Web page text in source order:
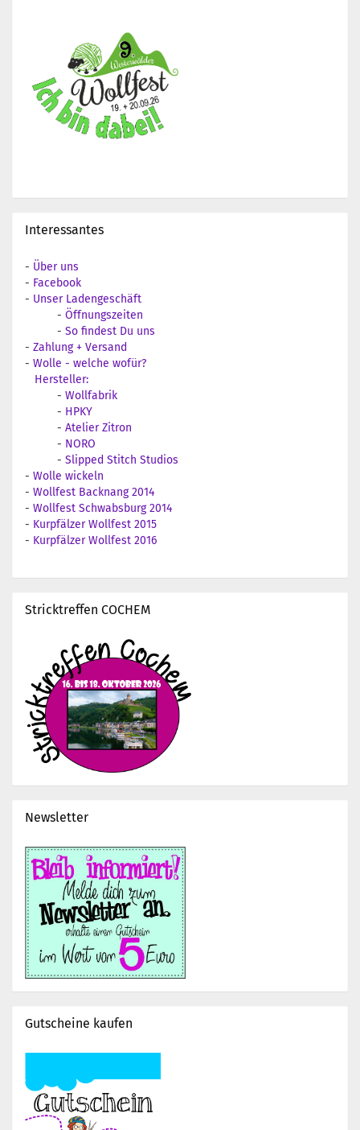
Interessantes
- Über uns
- Facebook
- Unser Ladengeschäft
- Öffnungszeiten
- So findest Du uns
- Zahlung + Versand
- Wolle - welche wofür?
Hersteller:
- Wollfabrik
- HPKY
- Atelier Zitron
- NORO
- Slipped Stitch Studios
- Wolle wickeln
- Wollfest Backnang 2014
- Wollfest Schwabsburg 2014
- Kurpfälzer Wollfest 2015
- Kurpfälzer Wollfest 2016
Stricktreffen COCHEM
Newsletter
Gutscheine kaufen